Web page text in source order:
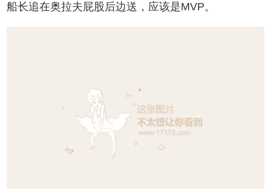
船长追在奥拉夫屁股后边送，应该是MVP。